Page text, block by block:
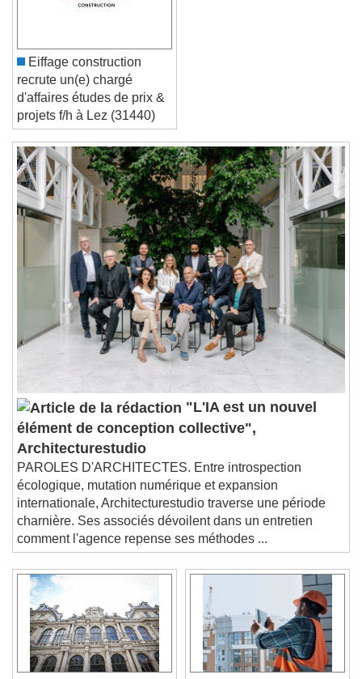
Close Modal Dialog
End of dialog window.
Eiffage construction
recrute un(e) chargé
d'affaires études de prix &
projets f/h à Lez (31440)
"L'IA est un nouvel
élément de conception collective",
Architecturestudio
PAROLES D'ARCHITECTES. Entre introspection
écologique, mutation numérique et expansion
internationale, Architecturestudio traverse une période
charnière. Ses associés dévoilent dans un entretien
comment l'agence repense ses méthodes ...